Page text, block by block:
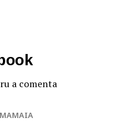
a comenta
MAMAIA